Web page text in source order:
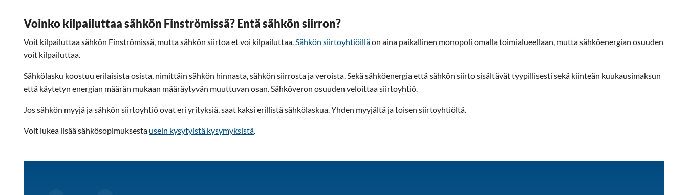
Voinko kilpailuttaa sähkön Finströmissä? Entä sähkön siirron?
Voit kilpailuttaa sähkön Finströmissä, mutta sähkön siirtoa et voi kilpailuttaa.Sähkön siirtoyhtiöilläon aina paikallinen monopoli omalla toimialueellaan, mutta sähköenergian osuuden
voit kilpailuttaa.
Sähkölasku koostuu erilaisista osista, nimittäin sähkön hinnasta, sähkön siirrosta ja veroista. Sekä sähköenergia että sähkön siirto sisältävät tyypillisesti sekä kiinteän kuukausimaksun
että käytetyn energian määrän mukaan määräytyvän muuttuvan osan. Sähköveron osuuden veloittaa siirtoyhtiö.
Jos sähkön myyjä ja sähkön siirtoyhtiö ovat eri yrityksiä, saat kaksi erillistä sähkölaskua. Yhden myyjältä ja toisen siirtoyhtiöltä.
Voit lukea lisää sähkösopimuksesta usein kysytyistä kysymyksistä.